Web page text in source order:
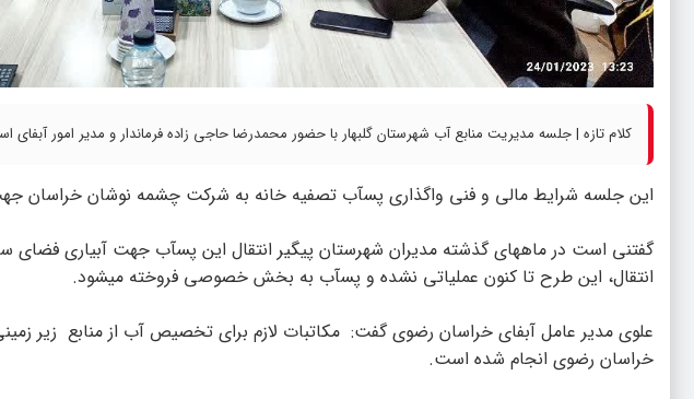
کلام تازه | جلسه مدیریت منابع آب شهرستان گلبهار با حضور محمدرضا حاجی زاده فرماندار و مدیر امور
این جلسه شرایط مالی و فنی واگذاری پسآب تصفیه خانه به شرکت چشمه نوشان خراسان
گفتنی است در ماههای گذشته مدیران شهرستان پیگیر انتقال این پسآب جهت آبیاری
انتقال، این طرح تا کنون عملیاتی نشده و پسآب به بخش خصوصی فروخته میشود.
علوی مدیر عامل آبفای خراسان رضوی گفت: مکاتبات لازم برای تخصیص آب از منابع زیر
خراسان رضوی انجام شده است.